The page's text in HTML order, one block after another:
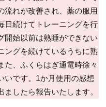
流れが改善され、薬の服用
日続けてトレーニングを行
開始以前は熟睡ができない
ングを続けているうちに熟
た、ふくらはぎ通電時徐々
いです。1か月使用の感想
したら報告いたします。